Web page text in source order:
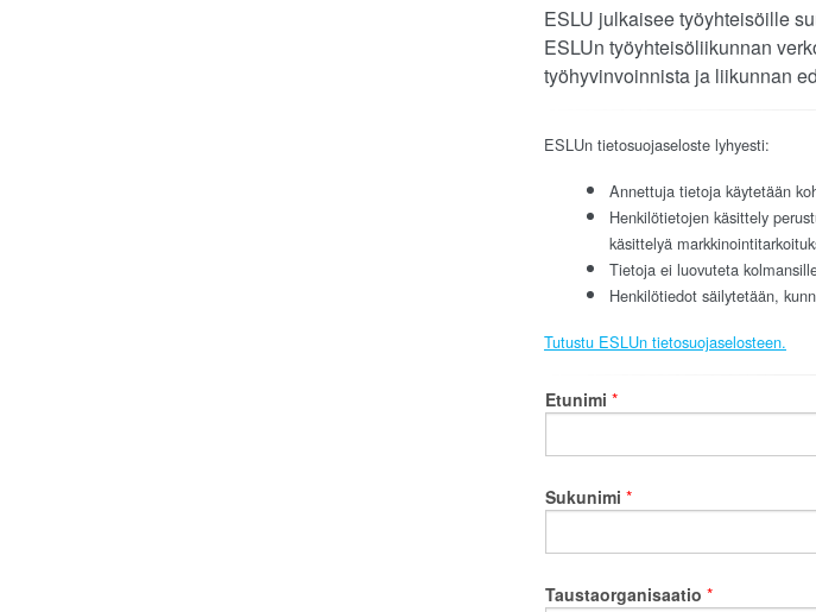
ESLU julkaisee työyhteisöille
ESLUn työyhteisöliikunnan
työhyvinvoinnista ja liikunnan
ESLUn tietosuojaseloste lyhyesti:
Annettuja tietoja käytetään
Henkilötietojen käsittely
käsittelyä
Tietoja ei luovuteta
Henkilötiedot säilytetään,
Tutustu ESLUn tietosuojaselosteen.